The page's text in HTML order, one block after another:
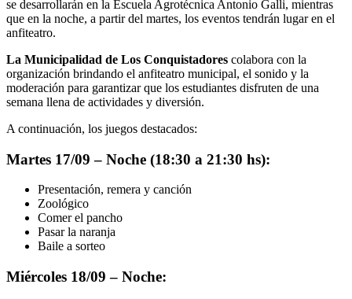
se desarrollarán en la Escuela Agrotécnica Antonio Galli, mientras
que en la noche, a partir del martes, los eventos tendrán lugar en el
anfiteatro.
La Municipalidad de Los Conquistadores colabora con la
organización brindando el anfiteatro municipal, el sonido y la
moderación para garantizar que los estudiantes disfruten de una
semana llena de actividades y diversión.
A continuación, los juegos destacados:
Martes 17/09 – Noche (18:30 a 21:30 hs):
Presentación, remera y canción
Zoológico
Comer el pancho
Pasar la naranja
Baile a sorteo
Miércoles 18/09 – Noche: